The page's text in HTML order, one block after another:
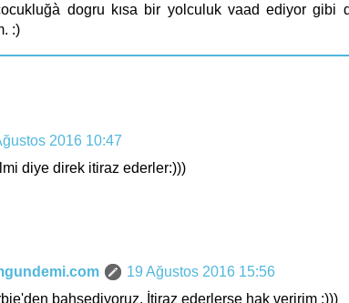
dogru kısa bir yolculuk vaad ediyor gibi
:)
2016 10:47
diye direk itiraz ederler:)))
19 Ağustos 2016 15:56
bahsediyoruz. İtiraz ederlerse hak veririm :)))